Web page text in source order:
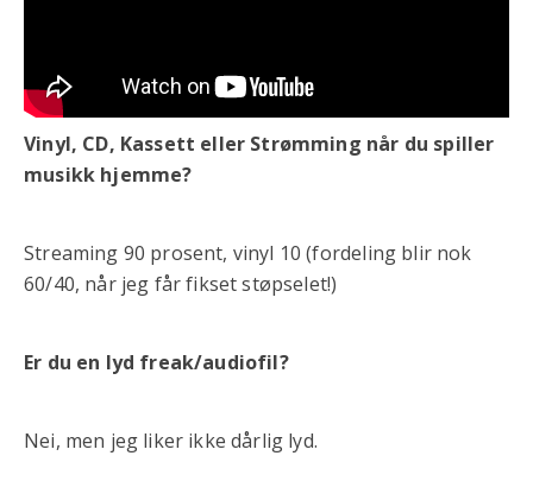
Vinyl, CD, Kassett eller Strømming når du spiller
musikk hjemme?
Streaming 90 prosent, vinyl 10 (fordeling blir nok
60/40, når jeg får fikset støpselet!)
Er du en lyd freak/audiofil?
Nei, men jeg liker ikke dårlig lyd.